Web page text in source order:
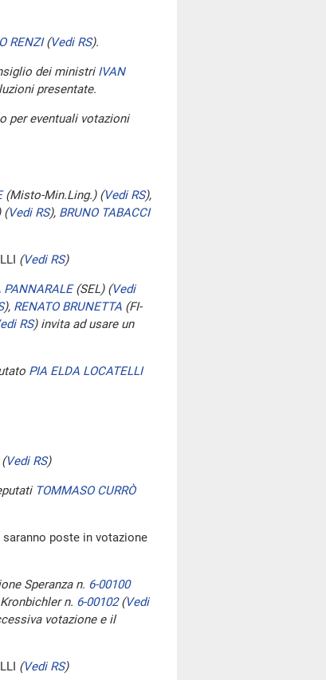
RENZI (Vedi RS).
dei ministri IVAN
presentate.
per eventuali votazioni
(Misto-Min.Ling.) (Vedi RS),
(Vedi RS), BRUNO TABACCI
(Vedi RS)
(SEL) (Vedi
), RENATO BRUNETTA (FI-
RS)invita ad usare un
PIA ELDA LOCATELLI
(Vedi RS)
TOMMASO CURRÒ
poste in votazione
Speranza n. 6-00100
n. 6-00102 (Vedi
votazione e il
(Vedi RS)